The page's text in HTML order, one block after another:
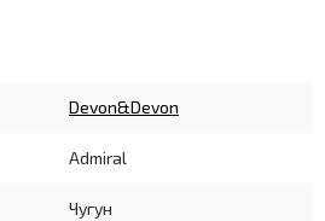
Devon&Devon
Admiral
Чугун